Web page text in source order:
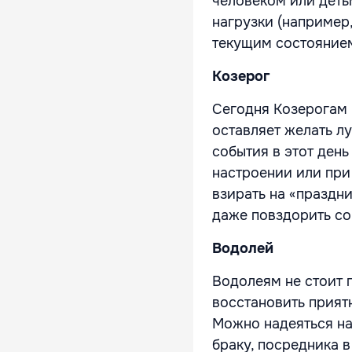
нагрузки
текущим
Козерог
Сегодня
оставляет желать
события в этот
настроении или
взирать на
даже повздорить
Водолей
Водолеям не стоит
восстановить
Можно надеяться
браку, посредника